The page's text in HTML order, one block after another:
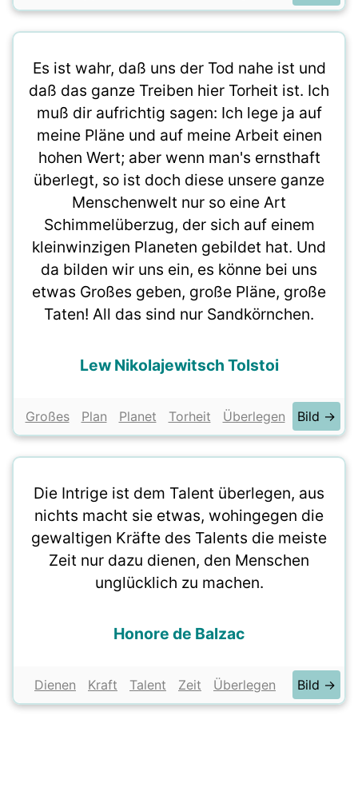
Es ist wahr, daß uns der Tod nahe ist und
daß das ganze Treiben hier Torheit ist. Ich
muß dir aufrichtig sagen: Ich lege ja auf
meine Pläne und auf meine Arbeit einen
hohen Wert; aber wenn man's ernsthaft
überlegt, so ist doch diese unsere ganze
Menschenwelt nur so eine Art
Schimmelüberzug, der sich auf einem
kleinwinzigen Planeten gebildet hat. Und
da bilden wir uns ein, es könne bei uns
etwas Großes geben, große Pläne, große
Taten! All das sind nur Sandkörnchen.
Lew Nikolajewitsch Tolstoi
Großes Plan Planet Torheit Überlegen Bild →
Die Intrige ist dem Talent überlegen, aus
nichts macht sie etwas, wohingegen die
gewaltigen Kräfte des Talents die meiste
Zeit nur dazu dienen, den Menschen
unglücklich zu machen.
Honore de Balzac
Dienen Kraft Talent Zeit Überlegen Bild →